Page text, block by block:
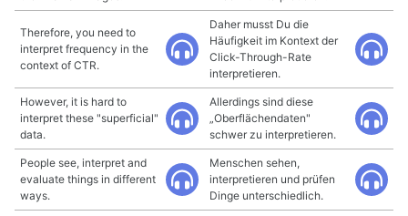
Therefore, you need to
interpret frequency in the
context of CTR.
Daher musst Du die
Häufigkeit im Kontext der
Click-Through-Rate
interpretieren.
However, it is hard to
interpret these "superficial"
data.
Allerdings sind diese
„Oberflächendaten"
schwer zu interpretieren.
People see, interpret and
evaluate things in different
ways.
Menschen sehen,
interpretieren und prüfen
Dinge unterschiedlich.